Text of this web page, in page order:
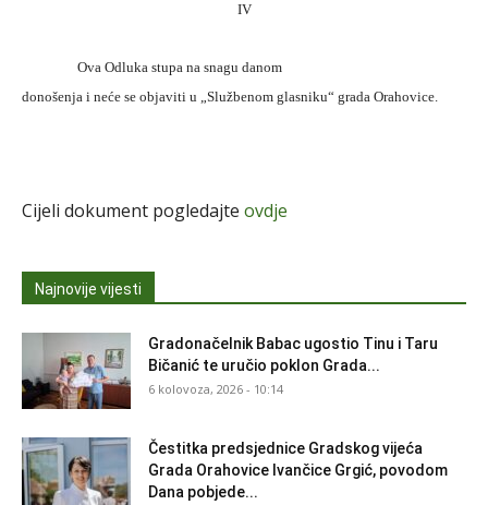
IV
Ova Odluka stupa na snagu danom
donošenja i neće se objaviti u „Službenom glasniku“ grada Orahovice.
Cijeli dokument pogledajte ovdje
Najnovije vijesti
Gradonačelnik Babac ugostio Tinu i Taru
Bičanić te uručio poklon Grada...
6 kolovoza, 2026 - 10:14
Čestitka predsjednice Gradskog vijeća
Grada Orahovice Ivančice Grgić, povodom
Dana pobjede...